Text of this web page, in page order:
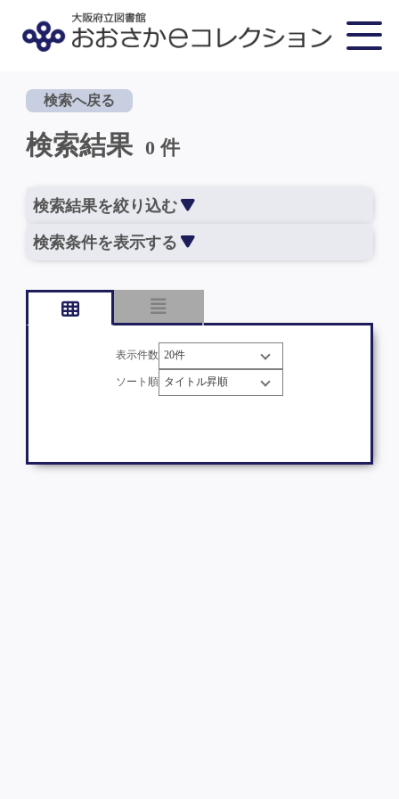
検索へ戻る
検索結果 0 件
検索結果を絞り込む
検索条件を表示する
表示件数
ソート順